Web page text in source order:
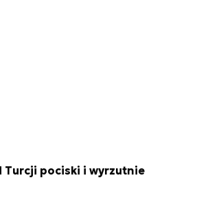
Turcji pociski i wyrzutnie